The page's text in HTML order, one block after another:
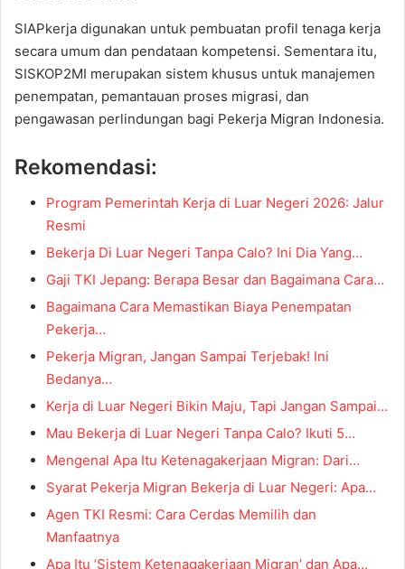
SIAPkerja digunakan untuk pembuatan profil tenaga kerja
secara umum dan pendataan kompetensi. Sementara itu,
SISKOP2MI merupakan sistem khusus untuk manajemen
penempatan, pemantauan proses migrasi, dan
pengawasan perlindungan bagi Pekerja Migran Indonesia.
Rekomendasi:
Program Pemerintah Kerja di Luar Negeri 2026: Jalur
Resmi
Bekerja Di Luar Negeri Tanpa Calo? Ini Dia Yang…
Gaji TKI Jepang: Berapa Besar dan Bagaimana Cara…
Bagaimana Cara Memastikan Biaya Penempatan
Pekerja…
Pekerja Migran, Jangan Sampai Terjebak! Ini
Bedanya…
Kerja di Luar Negeri Bikin Maju, Tapi Jangan Sampai…
Mau Bekerja di Luar Negeri Tanpa Calo? Ikuti 5…
Mengenal Apa Itu Ketenagakerjaan Migran: Dari…
Syarat Pekerja Migran Bekerja di Luar Negeri: Apa…
Agen TKI Resmi: Cara Cerdas Memilih dan
Manfaatnya
Apa Itu ‘Sistem Ketenagakerjaan Migran’ dan Apa…